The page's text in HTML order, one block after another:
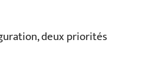
deux priorités